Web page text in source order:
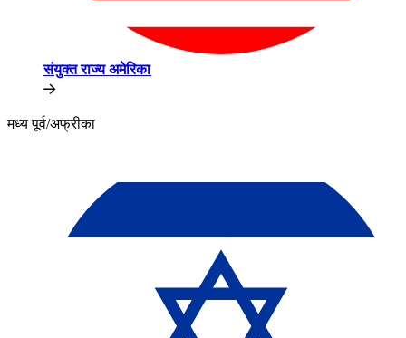
संयुक्त राज्य अमेरिका​​
मध्य पूर्व/अफ्रीका​​